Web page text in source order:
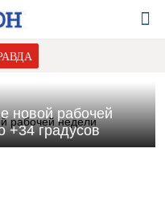
новой рабочей
+34 градусов